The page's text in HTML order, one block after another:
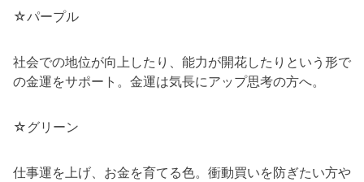
☆パープル
社会での地位が向上したり、能力が開花したりという形で
の金運をサポート。金運は気長にアップ思考の方へ。
☆グリーン
仕事運を上げ、お金を育てる色。衝動買いを防ぎたい方や